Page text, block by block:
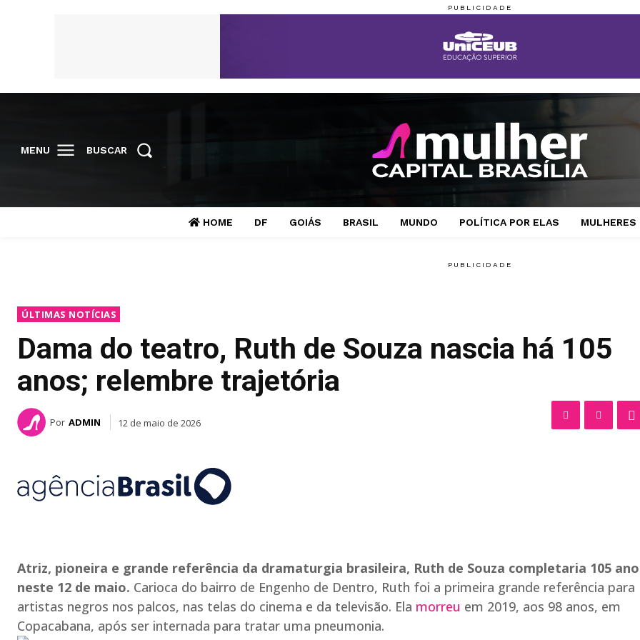
MENU BUSCAR
HOME DF GOIÁS BRASIL MUNDO POLÍTICA POR ELAS MULHERES
ÚLTIMAS NOTÍCIAS
Dama do teatro, Ruth de Souza nascia há 105
anos; relembre trajetória
Por ADMIN 12 de maio de 2026
Atriz, pioneira e grande referência da dramaturgia brasileira, Ruth de Souza completaria 105
neste 12 de maio. Carioca do bairro de Engenho de Dentro, Ruth foi a primeira grande referência para
artistas negros nos palcos, nas telas do cinema e da televisão. Ela morreu em 2019, aos 98 anos, em
Copacabana, após ser internada para tratar uma pneumonia.